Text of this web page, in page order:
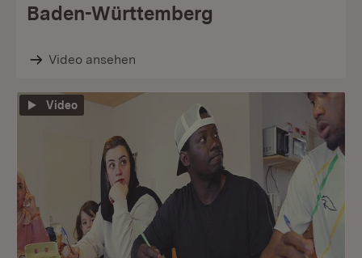
Baden-Württemberg
Video ansehen
Video